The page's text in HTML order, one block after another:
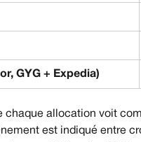
GYG + Expedia)
chaque allocation voit
est indiqué entre